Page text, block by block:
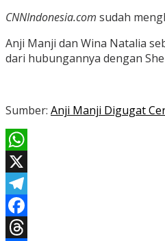
CNNIndonesia.com sudah
Anji Manji dan Wina Natalia
dari hubungannya dengan
Sumber: Anji Manji Digugat
WhatsApp
X
Telegram
Facebook